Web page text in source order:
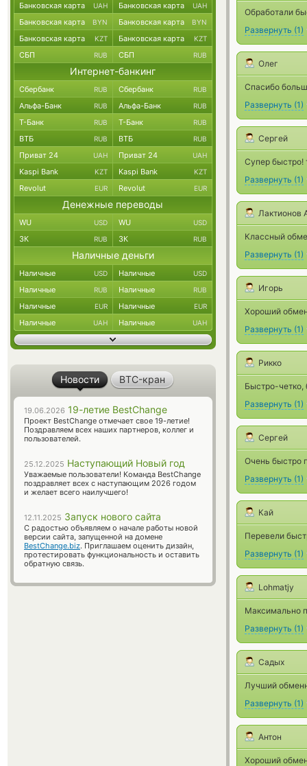
Обработали
Развернуть (1)
Олег
Спасибо
Развернуть (1)
Сергей
Супер быстро!
Развернуть (1)
Лактионов
Классный
Развернуть (1)
Игорь
Хороший
Развернуть (1)
Рикко
Быстро-четко,
Развернуть (1)
Сергей
Очень быстро
Развернуть (1)
Кай
Перевели
Развернуть (1)
Lohmatjy
Максимально
Развернуть (1)
Садых
Лучший
Развернуть (1)
Антон
Хороший
Банковская карта UAH Банковская карта UAH
Банковская карта BYN Банковская карта BYN
Банковская карта KZT Банковская карта KZT
СБП RUB СБП RUB
Интернет-банкинг
Сбербанк RUB Сбербанк RUB
Альфа-Банк RUB Альфа-Банк RUB
Т-Банк RUB Т-Банк RUB
ВТБ RUB ВТБ RUB
Приват 24 UAH Приват 24 UAH
Kaspi Bank KZT Kaspi Bank KZT
Revolut EUR Revolut EUR
Денежные переводы
WU USD WU USD
ЗК RUB ЗК RUB
Наличные деньги
Наличные USD Наличные USD
Наличные RUB Наличные RUB
Наличные EUR Наличные EUR
Наличные UAH Наличные UAH
Новости BTC-кран
19.06.2026 19-летие BestChange
Проект BestChange отмечает свое 19-летие!
Поздравляем всех наших партнеров, коллег и
пользователей.
25.12.2025 Наступающий Новый год
Уважаемые пользователи! Команда BestChange
поздравляет всех с наступающим 2026 годом
и желает всего наилучшего!
12.11.2025 Запуск нового сайта
С радостью объявляем о начале работы новой
версии сайта, запущенной на домене
BestChange.biz. Приглашаем оценить дизайн,
протестировать функциональность и оставить
обратную связь.